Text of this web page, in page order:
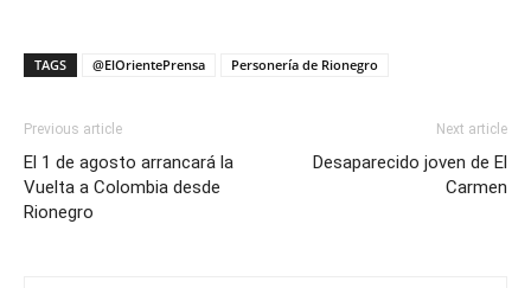
TAGS @ElOrientePrensa Personería de Rionegro
Previous article
El 1 de agosto arrancará la
Vuelta a Colombia desde
Rionegro
Next article
Desaparecido joven de El
Carmen